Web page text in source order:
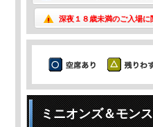
深夜１８歳未満のご入場に
ミニオンズ＆モン